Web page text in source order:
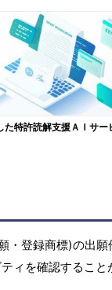
た特許読解支援ＡＩサー
登録商標)の出
ィを確認すること